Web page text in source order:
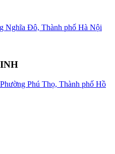
Nghĩa Đô, Thành phố Hà Nội
Phú Thọ, Thành phố Hồ